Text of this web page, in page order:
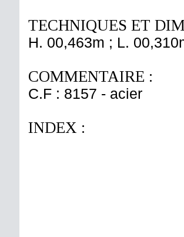
TECHNIQUES ET
H. 00,463m ; L.
COMMENTAIRE :
C.F : 8157 - acier
INDEX :